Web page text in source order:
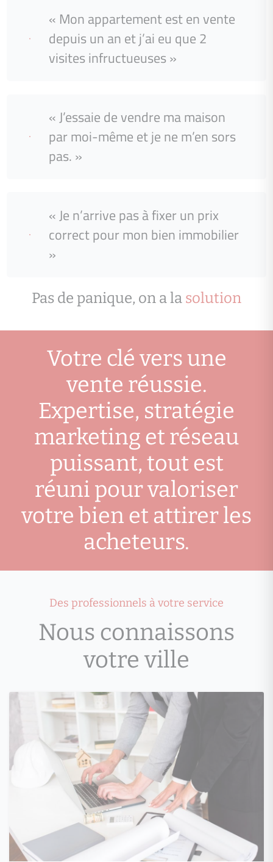
« Mon appartement est en vente
depuis un an et j’ai eu que 2
visites infructueuses »
« J’essaie de vendre ma maison
par moi-même et je ne m’en sors
pas. »
« Je n’arrive pas à fixer un prix
correct pour mon bien immobilier
»
Pas de panique, on a la solution
Votre clé vers une
vente réussie.
Expertise, stratégie
marketing et réseau
puissant, tout est
réuni pour valoriser
votre bien et attirer les
acheteurs.
Des professionnels à votre service
Nous connaissons
votre ville